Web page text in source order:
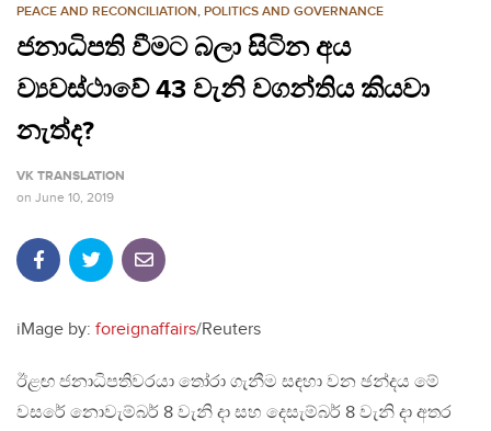
PEACE AND RECONCILIATION, POLITICS AND GOVERNANCE
ජනාධිපති වීමට බලා සිටින අය
ව්‍යවස්ථාවේ 43 වැනි වගන්තිය කියවා
නැත්ද?
VK TRANSLATION
on June 10, 2019
iMage by: foreignaffairs/Reuters
ඊළඟ ජනාධිපතිවරයා තෝරා ගැනීම සඳහා වන ඡන්දය මේ
වසරේ නොවැම්බර් 8 වැනි දා සහ දෙසැම්බර් 8 වැනි දා අතර